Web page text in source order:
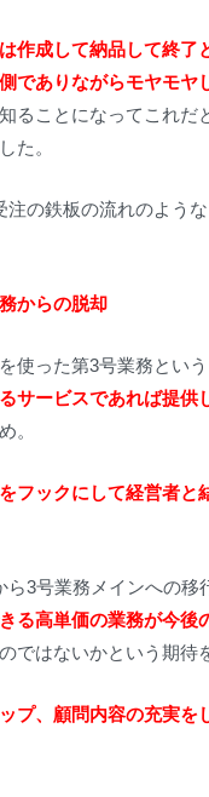
作成して納品して終了
でありながらモヤモヤ
ることになってこれだ
た。
注の鉄板の流れのよう
からの脱却
使った第3号業務という
サービスであれば提供
。
フックにして経営者と
ら3号業務メインへの移
る高単価の業務が今後
のではないかという期待
プ、顧問内容の充実を